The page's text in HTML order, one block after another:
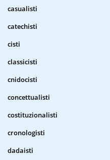
casualisti
catechisti
cisti
classicisti
cnidocisti
concettualisti
costituzionalisti
cronologisti
dadaisti